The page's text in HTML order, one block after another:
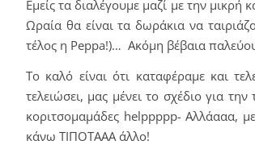
Εμείς τα διαλέγουμε μαζί με την
Ωραία θα είναι τα δωράκια να
τέλος η Peppa!)… Ακόμη βέβαια
Το καλό είναι ότι καταφέραμε και
τελειώσει, μας μένει το σχέδιο για
κοριτσομαμάδες helppppp- Αλλάααα,
κάνω ΤΙΠΟΤΑΑΑ άλλο!